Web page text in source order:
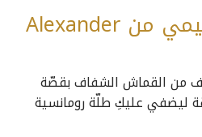
فستان زفاف بوهيمي من Alexander
من القماش الشفاف بقصّة
ليضفي عليكِ طلّة رومانسية